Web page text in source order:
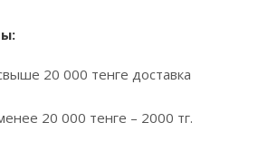
20 000 тенге доставка
20 000 тенге – 2000 тг.